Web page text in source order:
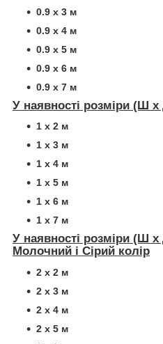
0.9 х 3 м
0.9 х 4 м
0.9 х 5 м
0.9 х 6 м
0.9 х 7 м
У наявності розміри (Ш
1 х 2 м
1 х 3 м
1 х 4 м
1 х 5 м
1 х 6 м
1 х 7 м
У наявності розміри (Ш
Молочний і Сірий колір
2 х 2 м
2 х 3 м
2 х 4 м
2 х 5 м